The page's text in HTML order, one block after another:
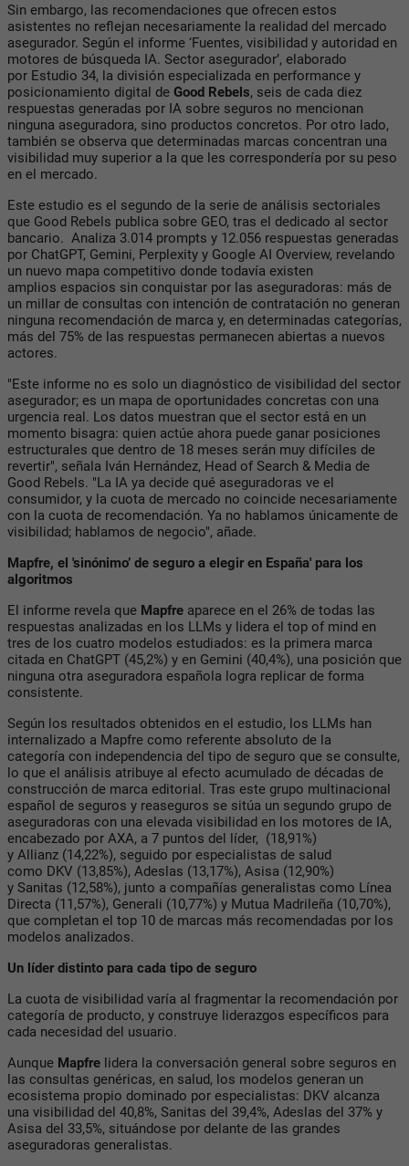
Sin embargo, las recomendaciones que ofrecen estos
asistentes no reflejan necesariamente la realidad del mercado
asegurador. Según el informe ‘Fuentes, visibilidad y autoridad en
motores de búsqueda IA. Sector asegurador’, elaborado
por Estudio 34, la división especializada en performance y
posicionamiento digital de Good Rebels, seis de cada diez
respuestas generadas por IA sobre seguros no mencionan
ninguna aseguradora, sino productos concretos. Por otro lado,
también se observa que determinadas marcas concentran una
visibilidad muy superior a la que les correspondería por su peso
en el mercado.
Este estudio es el segundo de la serie de análisis sectoriales
que Good Rebels publica sobre GEO, tras el dedicado al sector
bancario. Analiza 3.014 prompts y 12.056 respuestas generadas
por ChatGPT, Gemini, Perplexity y Google AI Overview, revelando
un nuevo mapa competitivo donde todavía existen
amplios espacios sin conquistar por las aseguradoras: más de
un millar de consultas con intención de contratación no generan
ninguna recomendación de marca y, en determinadas categorías,
más del 75% de las respuestas permanecen abiertas a nuevos
actores.
"Este informe no es solo un diagnóstico de visibilidad del sector
asegurador; es un mapa de oportunidades concretas con una
urgencia real. Los datos muestran que el sector está en un
momento bisagra: quien actúe ahora puede ganar posiciones
estructurales que dentro de 18 meses serán muy difíciles de
revertir", señala Iván Hernández, Head of Search & Media de
Good Rebels. "La IA ya decide qué aseguradoras ve el
consumidor, y la cuota de mercado no coincide necesariamente
con la cuota de recomendación. Ya no hablamos únicamente de
visibilidad; hablamos de negocio", añade.
Mapfre, el 'sinónimo’ de seguro a elegir en España' para los
algoritmos
El informe revela que Mapfre aparece en el 26% de todas las
respuestas analizadas en los LLMs y lidera el top of mind en
tres de los cuatro modelos estudiados: es la primera marca
citada en ChatGPT (45,2%) y en Gemini (40,4%), una posición que
ninguna otra aseguradora española logra replicar de forma
consistente.
Según los resultados obtenidos en el estudio, los LLMs han
internalizado a Mapfre como referente absoluto de la
categoría con independencia del tipo de seguro que se consulte,
lo que el análisis atribuye al efecto acumulado de décadas de
construcción de marca editorial. Tras este grupo multinacional
español de seguros y reaseguros se sitúa un segundo grupo de
aseguradoras con una elevada visibilidad en los motores de IA,
encabezado por AXA, a 7 puntos del líder, (18,91%)
y Allianz (14,22%), seguido por especialistas de salud
como DKV (13,85%), Adeslas (13,17%), Asisa (12,90%)
y Sanitas (12,58%), junto a compañías generalistas como Línea
Directa (11,57%), Generali (10,77%) y Mutua Madrileña (10,70%),
que completan el top 10 de marcas más recomendadas por los
modelos analizados.
Un líder distinto para cada tipo de seguro
La cuota de visibilidad varía al fragmentar la recomendación por
categoría de producto, y construye liderazgos específicos para
cada necesidad del usuario.
Aunque Mapfre lidera la conversación general sobre seguros en
las consultas genéricas, en salud, los modelos generan un
ecosistema propio dominado por especialistas: DKV alcanza
una visibilidad del 40,8%, Sanitas del 39,4%, Adeslas del 37% y
Asisa del 33,5%, situándose por delante de las grandes
aseguradoras generalistas.